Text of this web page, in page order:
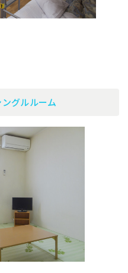
グルルーム